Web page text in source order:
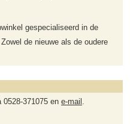
gespecialiseerd in de
de nieuwe als de oudere
371075 en e-mail .